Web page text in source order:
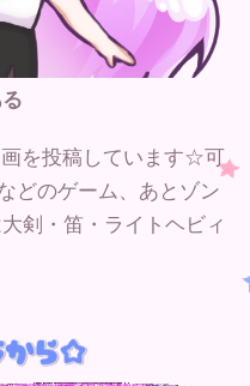
画を投稿しています☆可
どのゲーム、あとゾン
剣・笛・ライトヘビィ